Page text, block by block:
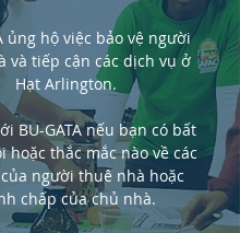
ủng hộ việc bảo vệ người
và tiếp cận các dịch vụ ở
Hạt Arlington.
BU-GATA nếu bạn có bất
hoặc thắc mắc nào về các
người thuê nhà hoặc
chấp của chủ nhà.